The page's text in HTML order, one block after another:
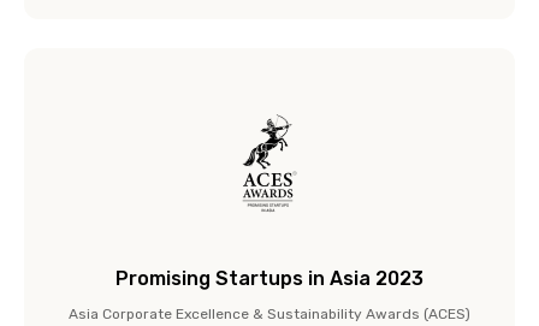
Promising Startups in Asia 2023
Asia Corporate Excellence & Sustainability Awards (ACES)